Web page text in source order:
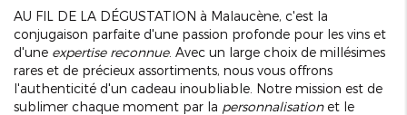
AU FIL DE LA DÉGUSTATION à Malaucène, c'est la
conjugaison parfaite d'une passion profonde pour les vins et
d'une expertise reconnue. Avec un large choix de millésimes
rares et de précieux assortiments, nous vous offrons
l'authenticité d'un cadeau inoubliable. Notre mission est de
sublimer chaque moment par la personnalisationet le